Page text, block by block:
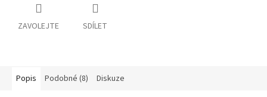
ZAVOLEJTE SDÍLET
Popis Podobné (8) Diskuze